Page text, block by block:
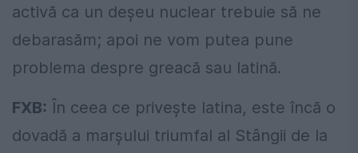
activă ca un deșeu nuclear trebuie să ne
debarasăm; apoi ne vom putea pune
problema despre greacă sau latină.
FXB: În ceea ce privește latina, este încă o
dovadă a marșului triumfal al Stângii de la